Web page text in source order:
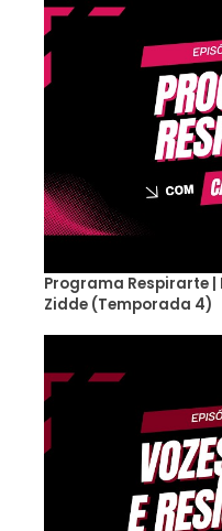
Programa Respirarte
Zidde (Temporada 4)